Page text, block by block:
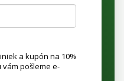
a kupón na 10%
pošleme e-